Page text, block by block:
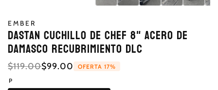
EMBER
DASTAN CUCHILLO DE CHEF 8" Acero De
Damasco Recubrimiento DLC
Precio regular
$119.00Precio de oferta
$99.00
OFERTA 17%
P